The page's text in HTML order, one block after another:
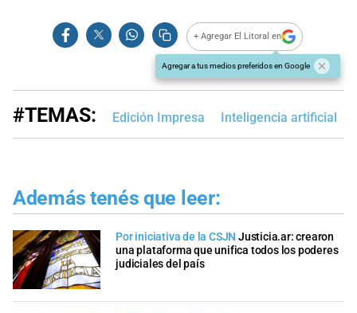
+ Agregar El Litoral en
Agregar a tus medios preferidos en Google
#TEMAS: Edición Impresa Inteligencia artificial
Además tenés que leer:
Por iniciativa de la CSJN Justicia.ar: crearon
una plataforma que unifica todos los poderes
judiciales del país